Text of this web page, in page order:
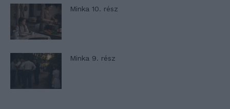
Minka 10. rész
Minka 9. rész